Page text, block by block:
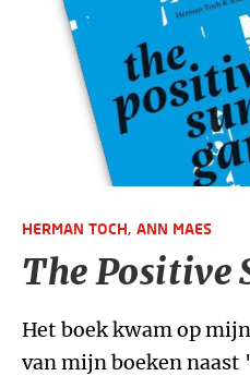
HERMAN TOCH, ANN MAES
The Positive
Het boek kwam op
van mijn boeken naast